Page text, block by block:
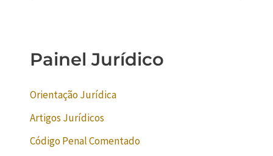
Painel Jurídico
Orientação Jurídica
Artigos Jurídicos
Código Penal Comentado